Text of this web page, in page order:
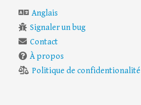
Anglais
Signaler un bug
Contact
À propos
Politique de confidentionalité